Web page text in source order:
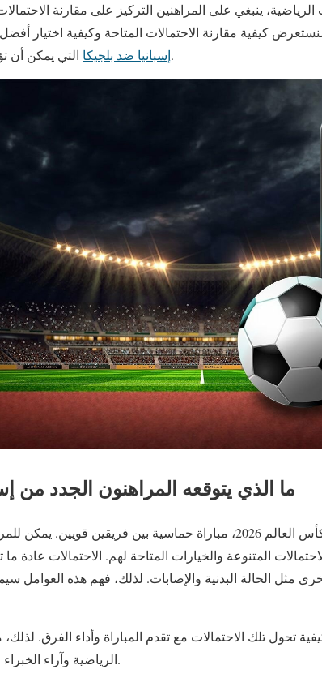
ينبغي على المراهنين التركيز على مقارنة
كيفية مقارنة الاحتمالات المتاحة وكيفية اختيار أفضل
إسبانيا ضد بلجيكاالتي يمكن أن تؤثر على قرارهم النهائي.
ما الذي يتوقعه المراهنون الجدد من
ستكون مباراة إسبانيا ضد بلجيكا في كأس العالم 2026، مباراة حماسية بين
المتنوعة والخيارات المتاحة لهم. الاحتمالات عادة
مثل الحالة البدنية والإصابات. لذلك، فهم هذه العوامل
تحول تلك الاحتمالات مع تقدم المباراة وأداء الفرق. لذلك،
الرياضية وآراء الخبراء قبل اتخاذ القرار النهائي.